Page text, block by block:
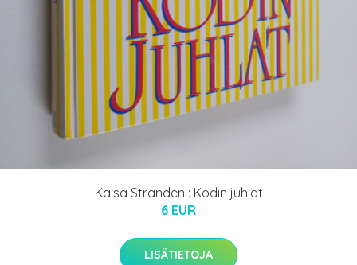
Kaisa Stranden : Kodin juhlat
6 EUR
LISÄTIETOJA